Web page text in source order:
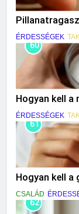
ÉRDESSÉGEK
60
Hogyan kell
ÉRDESSÉGEK
61
Hogyan kell
CSALÁD
62